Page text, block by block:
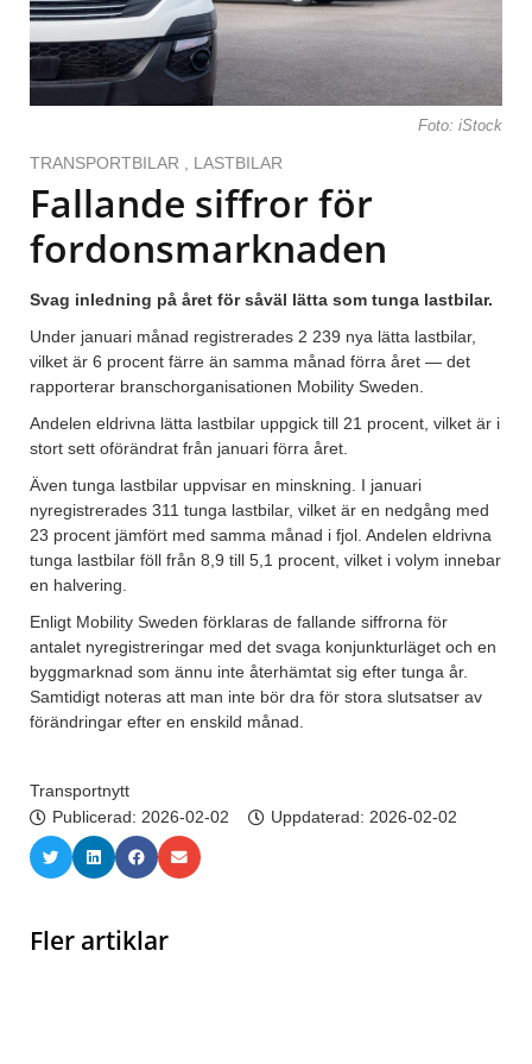
Foto: iStock
TRANSPORTBILAR LASTBILAR
Fallande siffror för
fordonsmarknaden
Svag inledning på året för såväl lätta som tunga lastbilar.
Under januari månad registrerades 2 239 nya lätta lastbilar,
vilket är 6 procent färre än samma månad förra året — det
rapporterar branschorganisationen Mobility Sweden.
Andelen eldrivna lätta lastbilar uppgick till 21 procent, vilket är i
stort sett oförändrat från januari förra året.
Även tunga lastbilar uppvisar en minskning. I januari
nyregistrerades 311 tunga lastbilar, vilket är en nedgång med
23 procent jämfört med samma månad i fjol. Andelen eldrivna
tunga lastbilar föll från 8,9 till 5,1 procent, vilket i volym innebar
en halvering.
Enligt Mobility Sweden förklaras de fallande siffrorna för
antalet nyregistreringar med det svaga konjunkturläget och en
byggmarknad som ännu inte återhämtat sig efter tunga år.
Samtidigt noteras att man inte bör dra för stora slutsatser av
förändringar efter en enskild månad.
Transportnytt
Publicerad: 2026-02-02 Uppdaterad: 2026-02-02
Fler artiklar